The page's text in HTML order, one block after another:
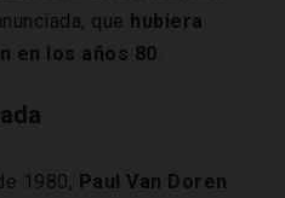
que hubiera
en los años 80.
1980, Paul Van Doren